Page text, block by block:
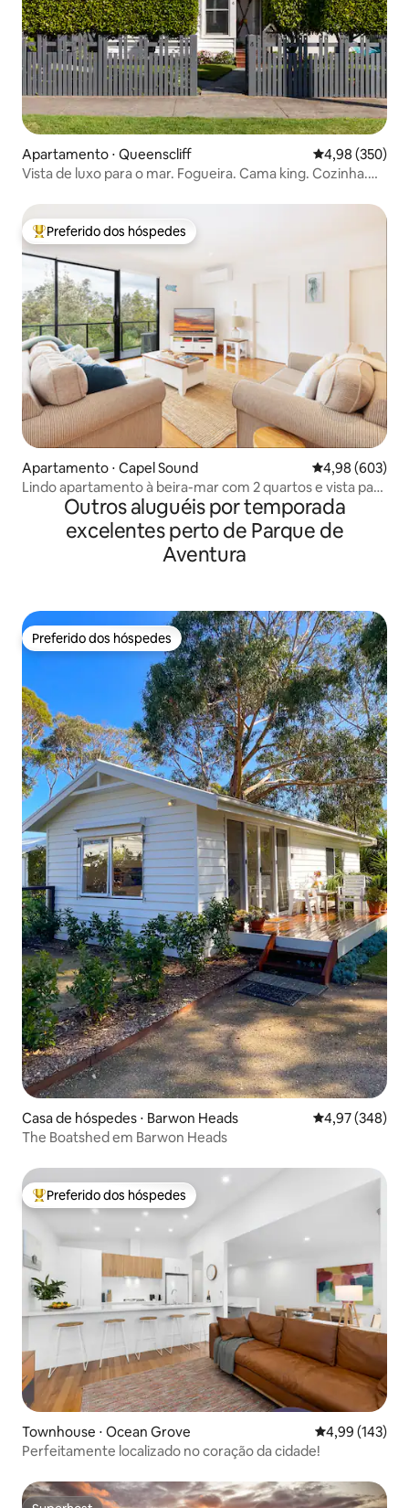
Apartamento ⋅ Queenscliff 4,98 de uma
4,98 (350)
Vista de luxo para o mar. Fogueira. Cama king. Cozinha.
Entre os melhores preferidos dos hóspedes
Preferido dos hóspedes
Apartamento ⋅ Capel Sound 4,98 de uma
4,98 (603)
Lindo apartamento à beira-mar com 2 quartos e vista para
o nascer do sol
Outros aluguéis por temporada
excelentes perto de Parque de
Aventura
Preferido dos hóspedes
Preferido dos hóspedes
Casa de hóspedes ⋅ Barwon Heads 4,97 de uma
4,97 (348)
The Boatshed em Barwon Heads
Entre os melhores preferidos dos hóspedes
Preferido dos hóspedes
Townhouse ⋅ Ocean Grove 4,99 de uma
4,99 (143)
Perfeitamente localizado no coração da cidade!